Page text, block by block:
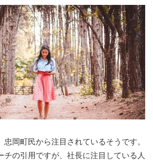
忠岡町民から注目されているそうです。
チの引用ですが、社長に注目している人